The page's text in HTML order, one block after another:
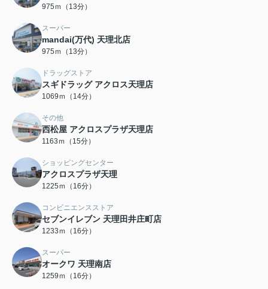
975ｍ（13分）
スーパー
mandai(万代) 天理北店
975ｍ（13分）
ドラッグストア
スギドラッグ アクロス天理店
1069ｍ（14分）
その他
西松屋 アクロスプラザ天理店
1163ｍ（15分）
ショッピングセンター
アクロスプラザ天理
1225ｍ（16分）
コンビニエンスストア
セブンイレブン 天理田井庄町店
1233ｍ（16分）
スーパー
オークワ 天理南店
1259ｍ（16分）